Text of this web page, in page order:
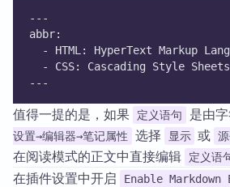
---
abbr:
- HTML: HyperText Markup
  - CSS: Cascading Style Sheets
---
值得一提的是，如果 定义语句 是由
设置→编辑器→笔记属性
选择 显示 或
在阅读模式的正文中直接编辑
定义语
在插件设置中开启 Enable